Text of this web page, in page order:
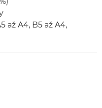
až A4, B5 až A4,